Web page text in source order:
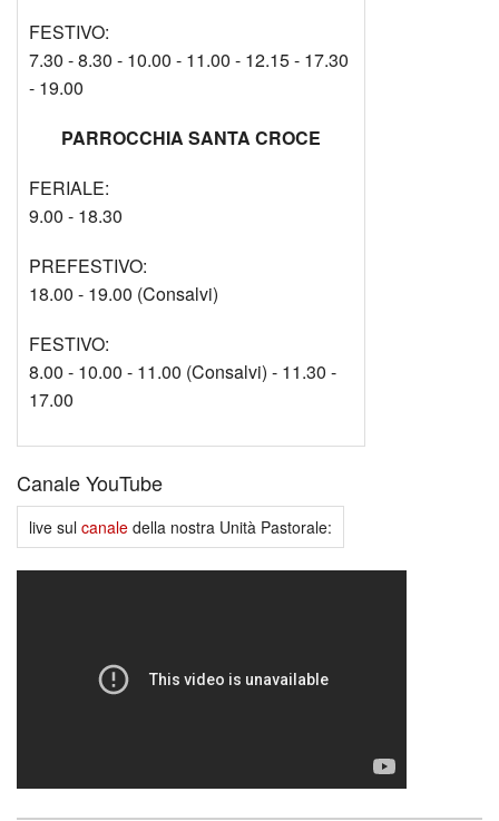
FESTIVO:
7.30 - 8.30 - 10.00 - 11.00 - 12.15 - 17.30
- 19.00
PARROCCHIA SANTA CROCE
FERIALE:
9.00 - 18.30
PREFESTIVO:
18.00 - 19.00 (Consalvi)
FESTIVO:
8.00 - 10.00 - 11.00 (Consalvi) - 11.30 -
17.00
Canale YouTube
live sul canale della nostra Unità Pastorale: